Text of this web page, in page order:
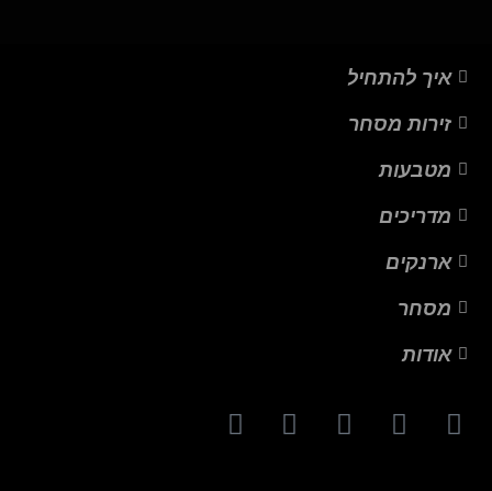
איך להתחיל
זירות מסחר
מטבעות
מדריכים
ארנקים
מסחר
אודות